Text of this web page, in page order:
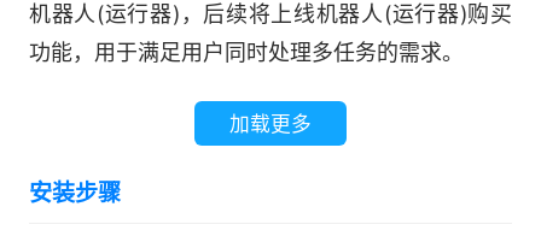
机器人(运行器)，后续将上线机器人(运行器)购买
功能，用于满足用户同时处理多任务的需求。
加载更多
安装步骤